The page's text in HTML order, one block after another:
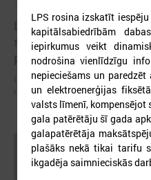
LPS un Labklājības
sadarbības līguma
pārvaldību
LPS un Labklājības ministrija
nosacījumus un datu pārvaldību
LPS rosina izskatīt
kapitālsabiedrībām
iepirkumus veikt
nodrošina vienlīdzīgu
nepieciešams un
un elektroenerģijas
valsts līmenī, kompensējot
gala patērētāju šī gada
galapatērētāja
plašāks nekā tikai tarifu
ikgadēja saimnieciskās